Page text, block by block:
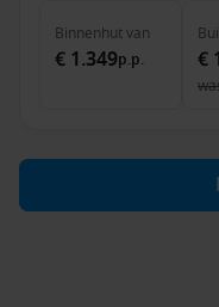
Binnenhutvan
€ 1.349p.p. €